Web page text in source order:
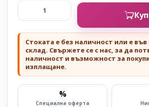
Стоката е без наличност или е
склад. Свържете се с нас, за да
наличност и възможност за
изплащане.
%
Специална оферта